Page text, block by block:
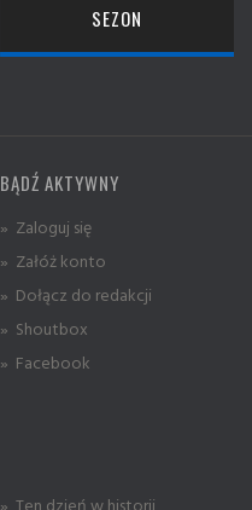
SEZON
BĄDŹ AKTYWNY
» Zaloguj się
» Załóż konto
» Dołącz do redakcji
» Shoutbox
» Facebook